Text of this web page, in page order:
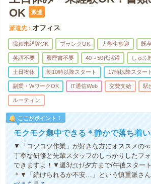
OK
派遣
派遣先 オフィス
職種未経験OK ブランクOK 大学生歓迎 既
英語不要 履歴書不要 40～50代活躍 しゅふ
土日祝休 朝10時以降スタート 17時以降スタート
副業・WワークOK IT通信Web 交費支給 駅
ルーティン
ここがポイント！
モクモク集中できる＊静かで落ち着
▼「コツコツ作業」が好きな方にオススメの
丁寧な研修と先輩スタッフのしっかりしたフ
できますよ！▼週3だけ/夕方まで/午後スター
＊▼「続けられるか不安…」という慎重派さ